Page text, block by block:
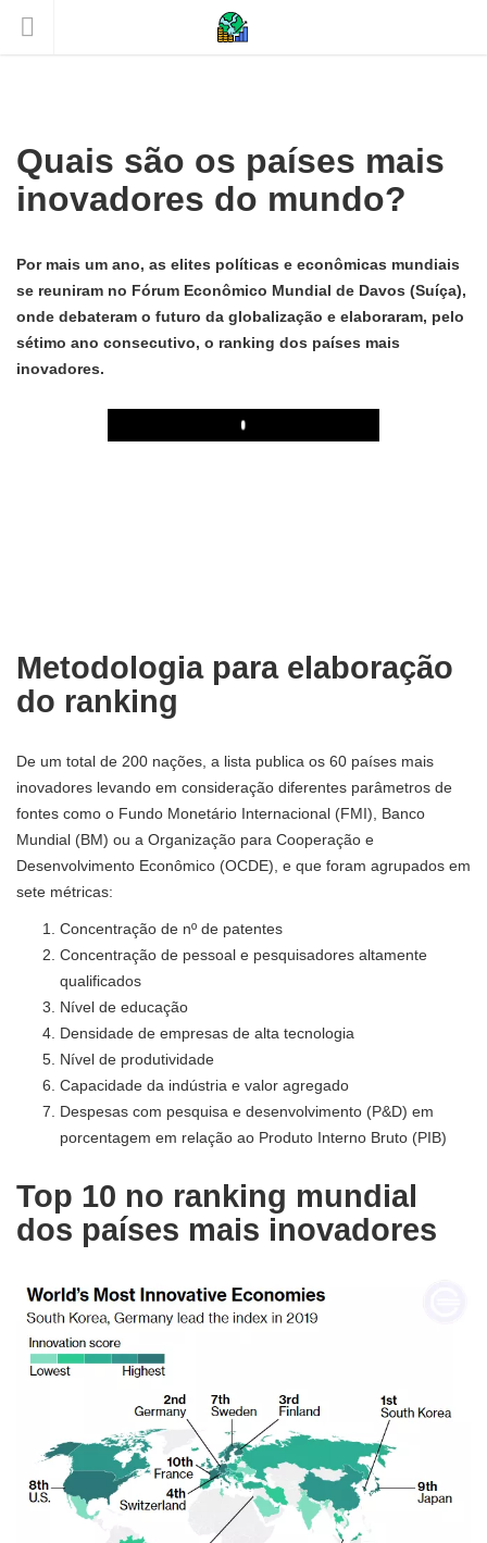
Quais são os países mais
inovadores do mundo?
Por mais um ano, as elites políticas e econômicas mundiais
se reuniram no Fórum Econômico Mundial de Davos (Suíça),
onde debateram o futuro da globalização e elaboraram, pelo
sétimo ano consecutivo, o ranking dos países mais
inovadores.
Play
Metodologia para elaboração
do ranking
De um total de 200 nações, a lista publica os 60 países mais
inovadores levando em consideração diferentes parâmetros de
fontes como o Fundo Monetário Internacional (FMI), Banco
Mundial (BM) ou a Organização para Cooperação e
Desenvolvimento Econômico (OCDE), e que foram agrupados em
sete métricas:
Concentração de nº de patentes
Concentração de pessoal e pesquisadores altamente
qualificados
Nível de educação
Densidade de empresas de alta tecnologia
Nível de produtividade
Capacidade da indústria e valor agregado
Despesas com pesquisa e desenvolvimento (P&D) em
porcentagem em relação ao Produto Interno Bruto (PIB)
Top 10 no ranking mundial
dos países mais inovadores